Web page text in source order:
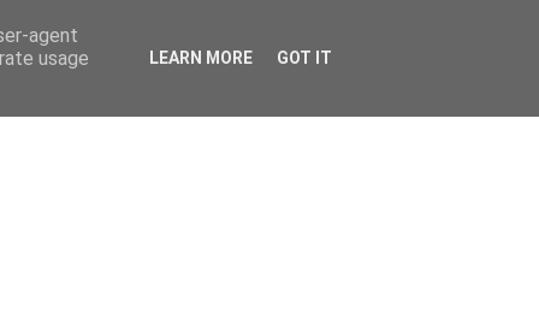
agent
usage
LEARN MORE GOT IT